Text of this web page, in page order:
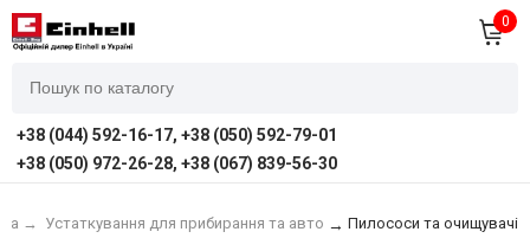
0
+38 (044) 592-16-17, +38 (050) 592-79-01
+38 (050) 972-26-28, +38 (067) 839-56-30
→ Устаткування для прибирання та авто → Пилососи та очищувачі